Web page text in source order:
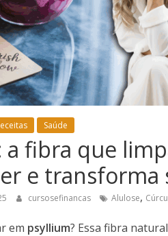
Saúde
a fibra que
e transforma
cursosefinancas Alulose,
em psyllium? Essa fibra